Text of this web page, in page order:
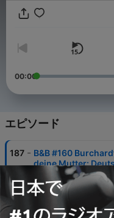
nicht statt. B&B und
dazugehört (Danke
freunde@bbtalk.de,
den "Freundekanal"
und das Vernetzungs-Werk
geben. Name: B+B
21073 Hamburg PayPal:
https://www.paypal.com/
auf Anfrage Podcast Apple: https://apple.co/3E8Nl5B Spotify:
https://spoti.fi/3xInVJN Podimo: https://bit.ly/3FY8akL Deezer
: https://bit.ly/4dlizqV RTL+ :
&B Apple : https://apple.co/47I1Gpu Spotify :
https://spoti.fi/3XTVck5
Deezer : https://bit.ly/
Web ######## https://bbtalk.de
00:00
エピソード
187 - B&B #160
deine Mutter:
05 7月 2026
186
B&B #159
kurzen Hosen